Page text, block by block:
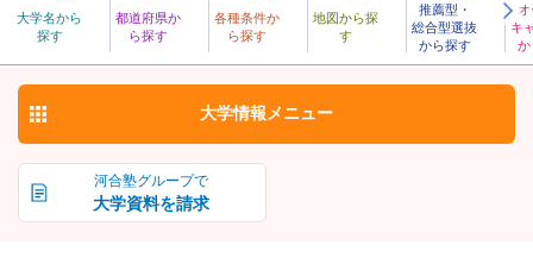
大学名から
探す
都道府県か
ら探す
各種条件か
ら探す
地図から探
す
推薦型・
総合型選抜
から探す
キ
か
私立
りっしょう
立正大学 お気に入り
河合塾グループで
大学資料を請求
大学情報 メニュー